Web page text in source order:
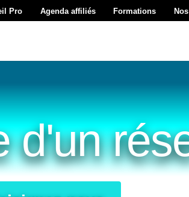
Pro Agenda affiliés Formations
d'un